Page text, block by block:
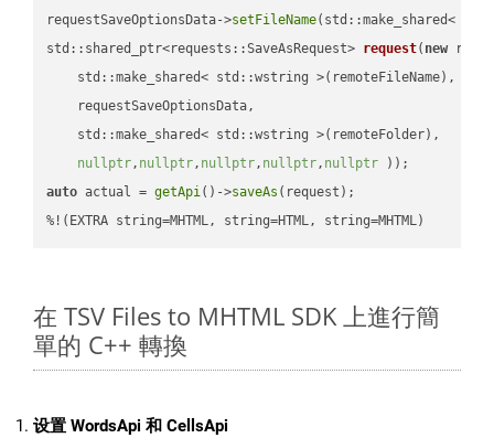
requestSaveOptionsData->setFileName(std::make_shared<
std::shared_ptr<requests::SaveAsRequest> request( new
    std::make_shared< std::wstring >(remoteFileName),
    requestSaveOptionsData,
    std::make_shared< std::wstring >(remoteFolder),
nullptr, nullptr, nullptr, nullptr, nullptr ))
auto actual = getApi()->saveAs (request);
%!(EXTRA string=MHTML, string=HTML, string=MHTML)
在 TSV Files to MHTML SDK 上進行簡
單的 C++ 轉換
设置 WordsApi 和 CellsApi